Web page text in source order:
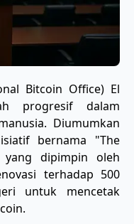
Bitcoin Office) El
progresif dalam
Diumumkan
bernama "The
yang dipimpin oleh
terhadap 500
untuk mencetak